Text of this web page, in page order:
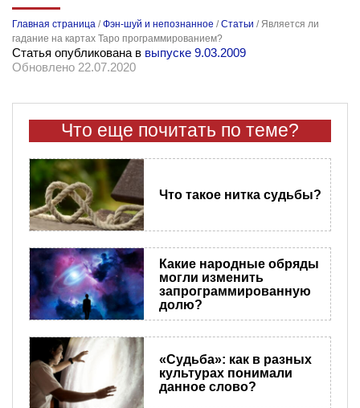
Главная страница /Фэн-шуй и непознанное /Статьи /Является ли
гадание на картах Таро программированием?
Статья опубликована в выпуске 9.03.2009
Обновлено 22.07.2020
Что еще почитать по теме?
Что такое нитка судьбы?
Какие народные обряды
могли изменить
запрограммированную
долю?
«Судьба»: как в разных
культурах понимали
данное слово?